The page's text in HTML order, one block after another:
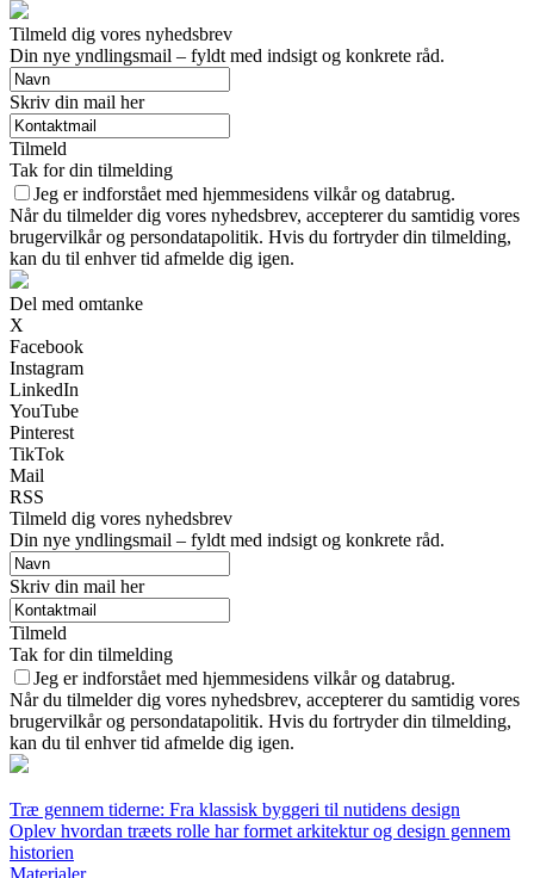
Tilmeld dig vores nyhedsbrev
Din nye yndlingsmail – fyldt med indsigt og konkrete råd.
Skriv din mail her
Tilmeld
Tak for din tilmelding
Jeg er indforstået med hjemmesidens vilkår og databrug.
Når du tilmelder dig vores nyhedsbrev, accepterer du samtidig vores
brugervilkår og persondatapolitik. Hvis du fortryder din tilmelding,
kan du til enhver tid afmelde dig igen.
Del med omtanke
X
Facebook
Instagram
LinkedIn
YouTube
Pinterest
TikTok
Mail
RSS
Tilmeld dig vores nyhedsbrev
Din nye yndlingsmail – fyldt med indsigt og konkrete råd.
Skriv din mail her
Tilmeld
Tak for din tilmelding
Jeg er indforstået med hjemmesidens vilkår og databrug.
Når du tilmelder dig vores nyhedsbrev, accepterer du samtidig vores
brugervilkår og persondatapolitik. Hvis du fortryder din tilmelding,
kan du til enhver tid afmelde dig igen.
Træ gennem tiderne: Fra klassisk byggeri til nutidens design
Oplev hvordan træets rolle har formet arkitektur og design gennem
historien
Materialer